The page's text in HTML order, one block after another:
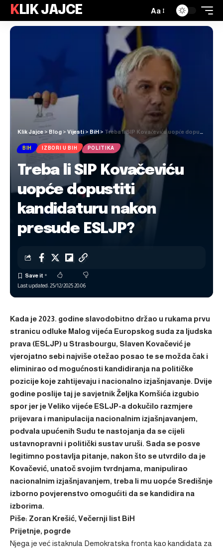
KLIK JAJCE Aa
Klik Jajce > Blog > Vijesti > BiH > Treba li SIP Kovačeviću uopće dopustiti kandidaturu nakon presude ESLJP?
BIH IZBORI U BIH POLITIKA
Treba li SIP Kovačeviću
uopće dopustiti
kandidaturu nakon
presude ESLJP?
Last updated: 25/12/2025 20:06
Kada je 2023. godine slavodobitno držao u rukama prvu
stranicu odluke Malog vijeća Europskog suda za ljudska
prava (ESLJP) u Strasbourgu, Slaven Kovačević je
vjerojatno sebi najviše otežao posao te se možda čak i
eliminirao od mogućnosti kandidiranja na političke
pozicije koje zahtijevaju i nacionalno izjašnjavanje. Dvije
godine poslije taj je savjetnik Željka Komšića izgubio
spor jer je Veliko vijeće ESLJP-a dokučilo razmjere
prijevara i manipulacija nacionalnim izjašnjavanjem,
podvala upućenih Sudu te nastojanja da se cijeli
ustavnopravni i politički sustav uruši. Sada se posve
legitimno postavlja pitanje, nakon što se utvrdilo da je
Kovačević, unatoč svojim tvrdnjama, manipulirao
nacionalnim izjašnjavanjem, treba li mu uopće Središnje
izborno povjerenstvo omogućiti da se kandidira na
izborima.
Piše: Zoran Krešić, Večernji list BiH
Prijetnje, pogrde
Njega je već istaknula Demokratska fronta kao kandidata za